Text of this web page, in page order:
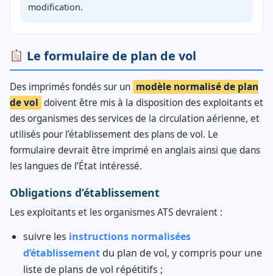
modification.
Le formulaire de plan de vol
Des imprimés fondés sur un modèle normalisé de plan
de vol doivent être mis à la disposition des exploitants et
des organismes des services de la circulation aérienne, et
utilisés pour l’établissement des plans de vol. Le
formulaire devrait être imprimé en anglais ainsi que dans
les langues de l’État intéressé.
Obligations d’établissement
Les exploitants et les organismes ATS devraient :
suivre les instructions normalisées
d’établissementdu plan de vol, y compris pour une
liste de plans de vol répétitifs ;